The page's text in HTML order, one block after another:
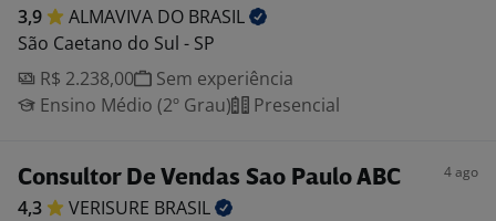
3,9 ALMAVIVA DO BRASIL
São Caetano do Sul - SP
R$ 2.238,00
Sem experiência
Ensino Médio (2º Grau)
Presencial
Consultor De Vendas Sao Paulo ABC 4 ago
4,3 VERISURE BRASIL